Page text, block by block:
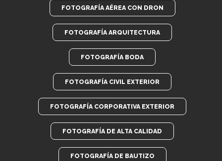
FOTOGRAFÍA AÉREA CON DRON
FOTOGRAFÍA ARQUITECTURA
FOTOGRAFÍA BODA
FOTOGRAFÍA CIVIL EXTERIOR
FOTOGRAFÍA CORPORATIVA EXTERIOR
FOTOGRAFÍA DE ALTA CALIDAD
FOTOGRAFÍA DE BAUTIZO